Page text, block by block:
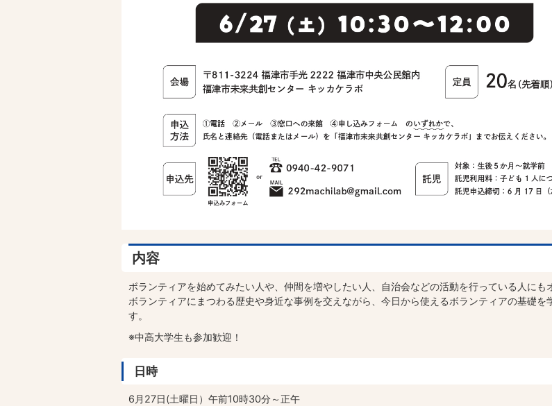
内容
ボランティアを始めてみたい人や、仲間を増やしたい人、自治会などの活動を行っている人にも
ボランティアにまつわる歴史や身近な事例を交えながら、今日から使えるボランティアの基礎を
す。
※中高大学生も参加歓迎！
日時
6月27日(土曜日）午前10時30分～正午